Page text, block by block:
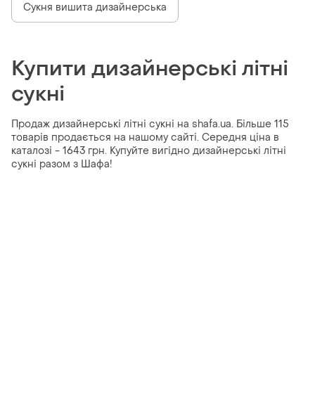
Сукня вишита дизайнерська
Купити дизайнерські літні
сукні
Продаж дизайнерські літні сукні на shafa.ua. Більше 115
товарів продається на нашому сайті. Середня ціна в
каталозі - 1643 грн. Купуйте вигідно дизайнерські літні
сукні разом з Шафа!